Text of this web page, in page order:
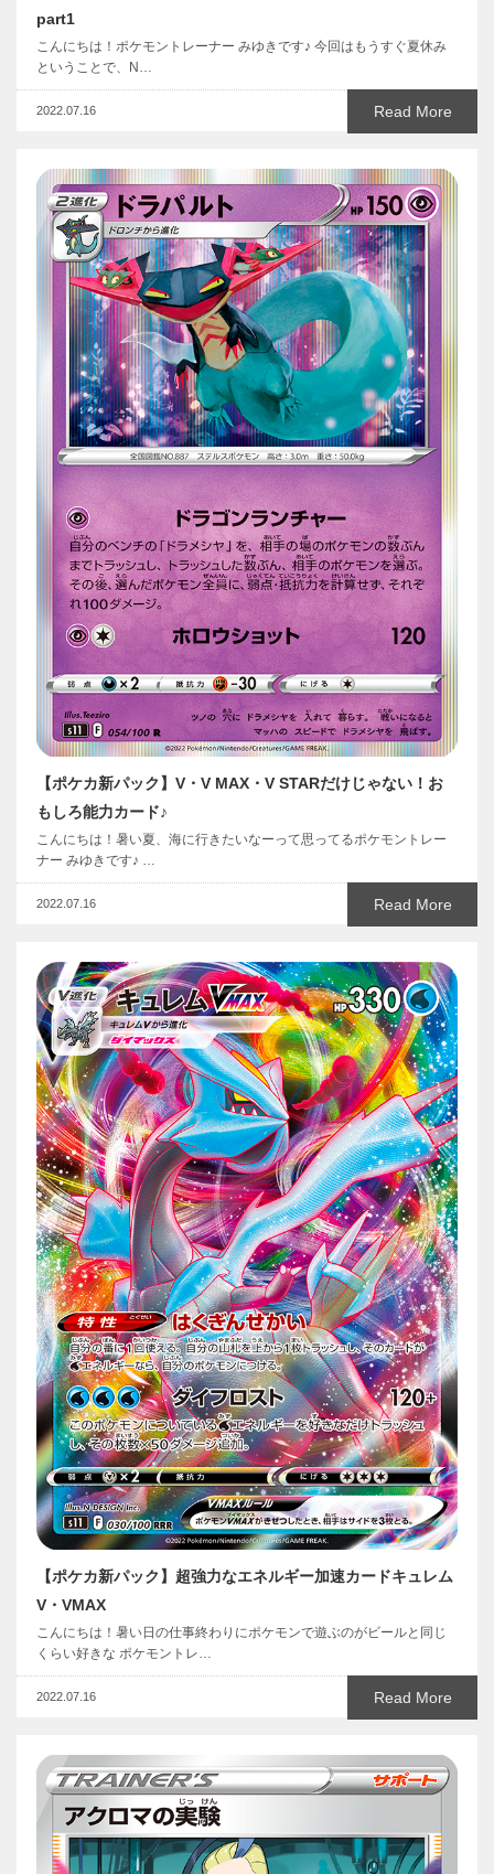
part1
こんにちは！ポケモントレーナー みゆきです♪ 今回はもうすぐ夏休み
ということで、N…
Read More
2022.07.16
【ポケカ新パック】V・V MAX・V STARだけじゃない！お
もしろ能力カード♪
こんにちは！暑い夏、海に行きたいなーって思ってるポケモントレー
ナー みゆきです♪ …
Read More
2022.07.16
【ポケカ新パック】超強力なエネルギー加速カードキュレム
V・VMAX
こんにちは！暑い日の仕事終わりにポケモンで遊ぶのがビールと同じ
くらい好きな ポケモントレ…
Read More
2022.07.16